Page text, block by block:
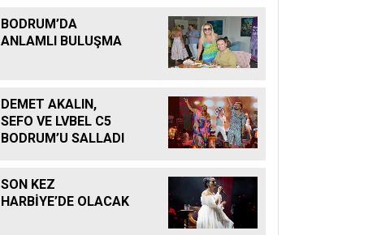
BODRUM’DA
ANLAMLI BULUŞMA
DEMET AKALIN,
SEFO VE LVBEL C5
BODRUM’U SALLADI
SON KEZ
HARBİYE’DE OLACAK